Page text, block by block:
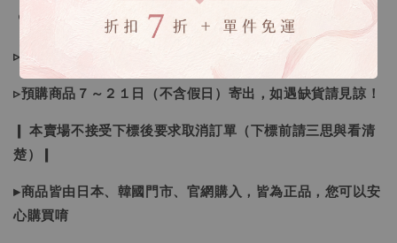
🔍IG搜尋：Sevenjewelry.co
▹現貨商品１～３日內寄出
▹預購商品７～２１日（不含假日）寄出，如遇缺貨請見諒！
❙ 本賣場不接受下標後要求取消訂單（下標前請三思與看清
楚）❙
▸商品皆由日本、韓國門市、官網購入，皆為正品，您可以安
心購買唷